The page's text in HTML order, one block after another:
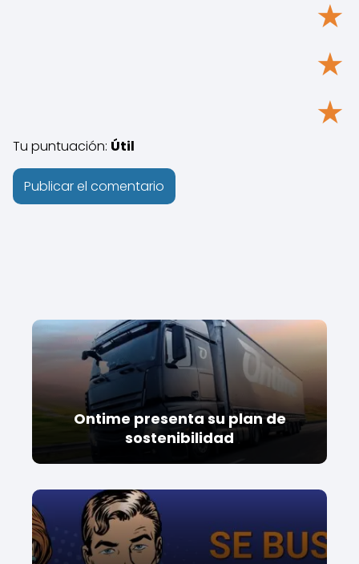
★
★
★
Tu puntuación: Útil
Ontime presenta su plan de
sostenibilidad